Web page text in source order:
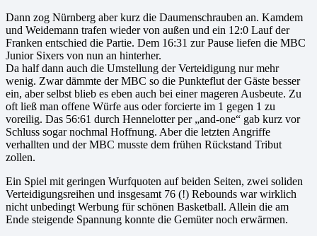
Dann zog Nürnberg aber kurz die Daumenschrauben an. Kamdem
und Weidemann trafen wieder von außen und ein 12:0 Lauf der
Franken entschied die Partie. Dem 16:31 zur Pause liefen die MBC
Junior Sixers von nun an hinterher.
Da half dann auch die Umstellung der Verteidigung nur mehr
wenig. Zwar dämmte der MBC so die Punkteflut der Gäste besser
ein, aber selbst blieb es eben auch bei einer mageren Ausbeute. Zu
oft ließ man offene Würfe aus oder forcierte im 1 gegen 1 zu
voreilig. Das 56:61 durch Hennelotter per „and-one“ gab kurz vor
Schluss sogar nochmal Hoffnung. Aber die letzten Angriffe
verhallten und der MBC musste dem frühen Rückstand Tribut
zollen.
Ein Spiel mit geringen Wurfquoten auf beiden Seiten, zwei soliden
Verteidigungsreihen und insgesamt 76 (!) Rebounds war wirklich
nicht unbedingt Werbung für schönen Basketball. Allein die am
Ende steigende Spannung konnte die Gemüter noch erwärmen.